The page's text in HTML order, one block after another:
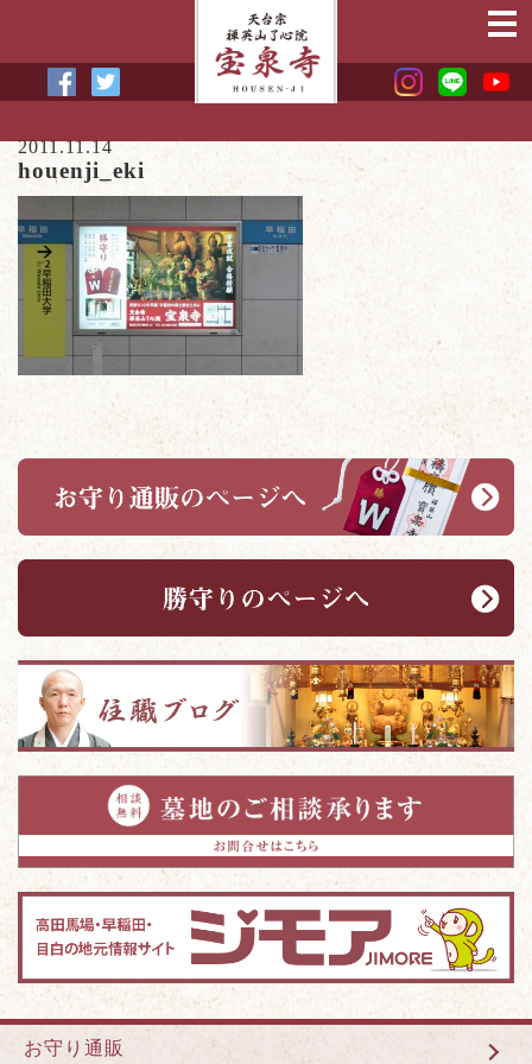
2011.11.14
houenji_eki
お守り通販